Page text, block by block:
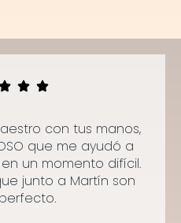
con tus manos,
que me ayudó a
un momento difícil.
junto a Martín son